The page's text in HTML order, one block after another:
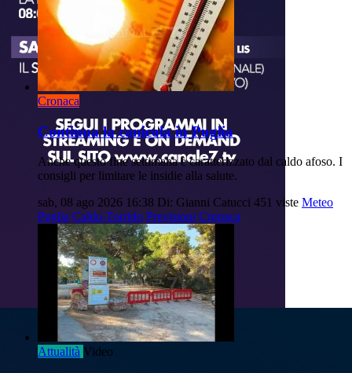
Cronaca
Continua la canicola in Puglia
Anche questo fine settimana è caratterizzato dal caldo afoso. I
consigli per limitare le insidie alla salute.
sab, 08 ago 2026 16:38 Di: Gianni Catucci 451 viste Meteo
Puglia Caldo-Torrido Previsioni Cronaca
Attualità Video